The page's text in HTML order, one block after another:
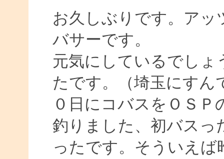
お久しぶりです。アッ
バサーです。
元気にしているでしょ
たです。（埼玉にすん
０日にコバスをＯＳ
釣りました、初バスっ
ったです。そういえ